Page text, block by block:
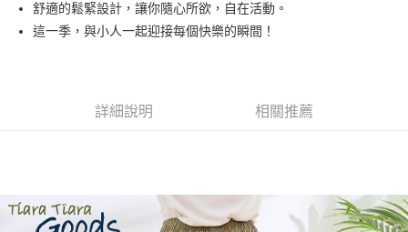
Google Pay
２．便利：只要手機號碼，簡訊認證，即可結帳。
３．安心：先確認商品／服務後，再付款。
全家取貨付款
舒適的鬆緊設計，讓你隨心所欲，自在活動。
這一季，與小人一起迎接每個快樂的瞬間！
詳細說明 相關推薦